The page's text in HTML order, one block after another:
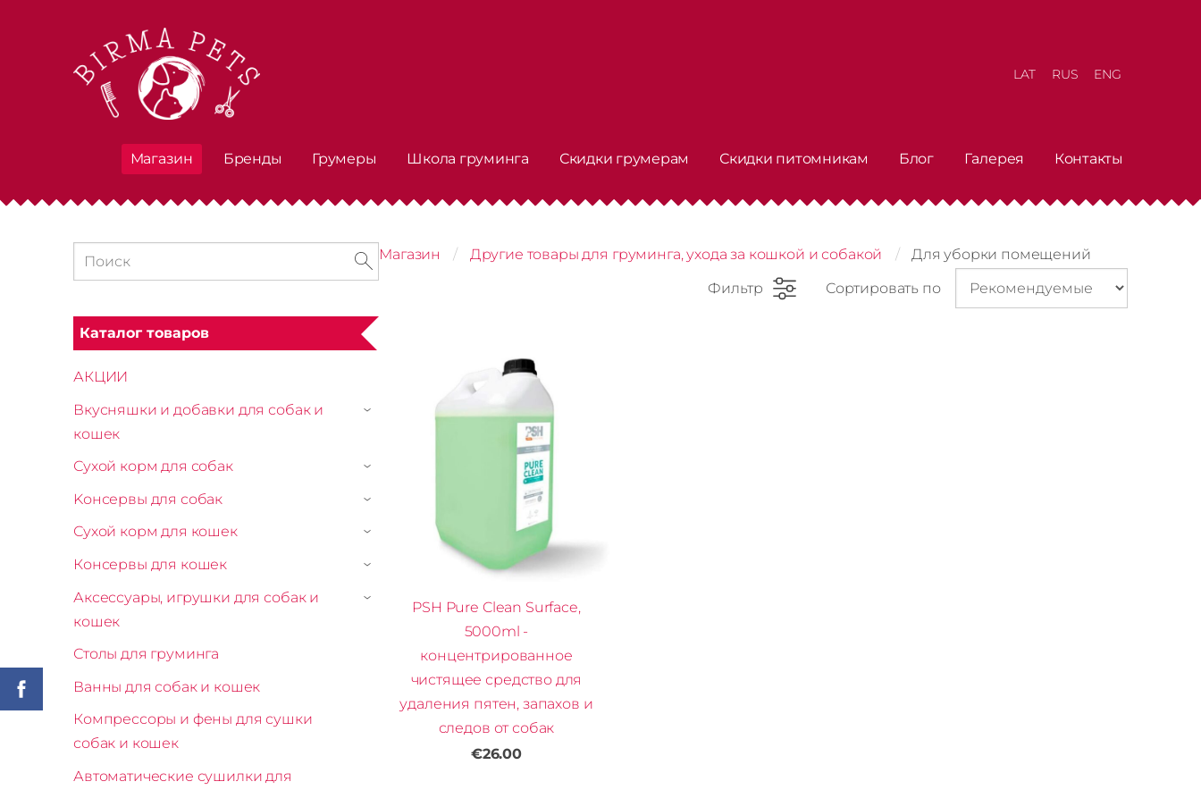
Магазин Бренды Грумеры Школа груминга Скидки грумерам Скидки питомникам Блог Галерея Контакты
LAT RUS ENG
Каталог товаров
АКЦИИ
Вкусняшки и добавки для собак и
кошек
›
Сухой корм для собак ›
Kонсервы для собак ›
Сухой корм для кошек ›
Консервы для кошек ›
Аксессуары, игрушки для собак и
кошек
›
Столы для груминга
Ванны для собак и кошек
Компрессоры и фены для сушки
собак и кошек
Автоматические сушилки для
Магазин Другие товары для груминга, ухода за кошкой и собакой Для уборки помещений
Фильтр Сортировать по
PSH Pure Clean Surface,
5000ml -
концентрированное
чистящее средство для
удаления пятен, запахов и
следов от собак
€26.00